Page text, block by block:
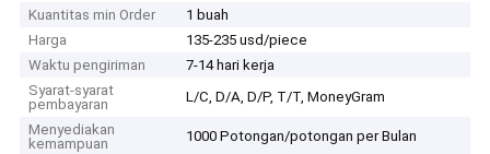
Kuantitas min Order
1 buah
Harga
135-235 usd/piece
Waktu pengiriman
7-14 hari kerja
Syarat-syarat
pembayaran
L/C, D/A, D/P, T/T, MoneyGram
Menyediakan
kemampuan
1000 Potongan/potongan per Bulan